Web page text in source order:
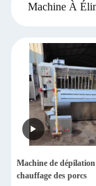
Machine À
Machine de dépilation
chauffage des porcs